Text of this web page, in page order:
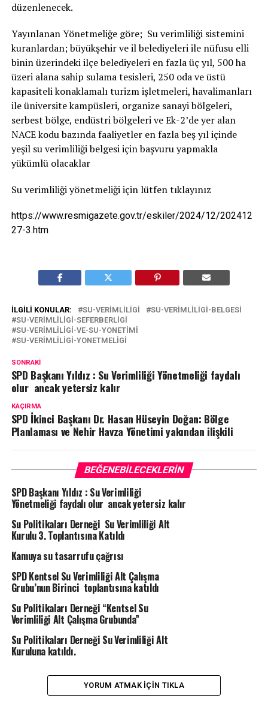
düzenlenecek.
Yayınlanan Yönetmeliğe göre; Su verimliliği sistemini
kuranlardan; büyükşehir ve il belediyeleri ile nüfusu elli
binin üzerindeki ilçe belediyeleri en fazla üç yıl, 500 ha
üzeri alana sahip sulama tesisleri, 250 oda ve üstü
kapasiteli konaklamalı turizm işletmeleri, havalimanları
ile üniversite kampüsleri, organize sanayi bölgeleri,
serbest bölge, endüstri bölgeleri ve Ek-2’de yer alan
NACE kodu bazında faaliyetler en fazla beş yıl içinde
yeşil su verimliliği belgesi için başvuru yapmakla
yükümlü olacaklar
Su verimliliği yönetmeliği için lütfen tıklayınız
https://www.resmigazete.gov.tr/eskiler/2024/12/202412
27-3.htm
İLGILI KONULAR: SU-VERIMLILIGI
SU-VERIMLILIGI-BELGESI
SU-VERIMLILIGI-SEFERBERLIGI
SU-VERIMLILIGI-VE-SU-YONETIMI
SU-VERIMLILIGI-YONETMELIGI
SONRAKI
SPD Başkanı Yıldız : Su Verimliliği Yönetmeliği faydalı
olur ancak yetersiz kalır
KAÇIRMA
SPD İkinci Başkanı Dr. Hasan Hüseyin Doğan: Bölge
Planlaması ve Nehir Havza Yönetimi yakından ilişkili
BEĞENEBILECEKLERIN
SPD Başkanı Yıldız : Su Verimliliği
Yönetmeliği faydalı olur ancak yetersiz kalır
Su Politikaları Derneği Su Verimliliği Alt
Kurulu 3. Toplantısına Katıldı
Kamuya su tasarrufu çağrısı
SPD Kentsel Su Verimliliği Alt Çalışma
Grubu’nun Birinci toplantısına katıldı
Su Politikaları Derneği “Kentsel Su
Verimliliği Alt Çalışma Grubunda”
Su Politikaları Derneği Su Verimliliği Alt
Kuruluna katıldı.
YORUM ATMAK IÇIN TIKLA